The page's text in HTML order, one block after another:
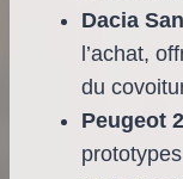
Dacia
l’achat,
du
Peugeot